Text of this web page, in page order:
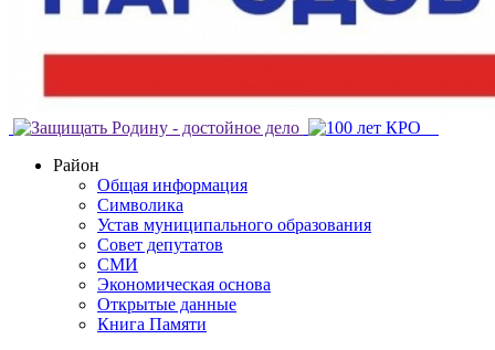
Район
Общая информация
Символика
Устав муниципального образования
Совет депутатов
СМИ
Экономическая основа
Открытые данные
Книга Памяти